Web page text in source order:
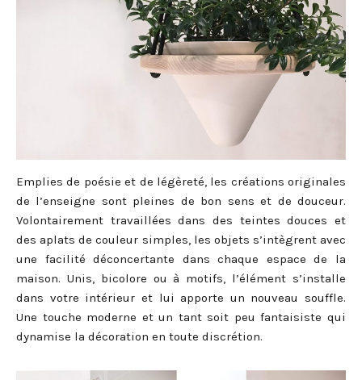
Emplies de poésie et de légèreté, les créations originales
de l’enseigne sont pleines de bon sens et de douceur.
Volontairement travaillées dans des teintes douces et
des aplats de couleur simples, les objets s’intègrent avec
une facilité déconcertante dans chaque espace de la
maison. Unis, bicolore ou à motifs, l’élément s’installe
dans votre intérieur et lui apporte un nouveau souffle.
Une touche moderne et un tant soit peu fantaisiste qui
dynamise la décoration en toute discrétion.